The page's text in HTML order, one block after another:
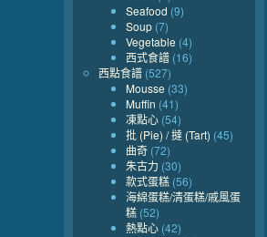
Seafood (9)
Soup (7)
Vegetable (4)
西式食譜 (16)
西點食譜 (527)
Mousse (33)
Muffin (41)
凍點心 (54)
批 (Pie) / 撻 (Tart) (45)
曲奇 (72)
朱古力 (30)
款式蛋糕 (56)
海綿蛋糕/清蛋糕/戚風蛋
糕 (52)
熱點心 (42)